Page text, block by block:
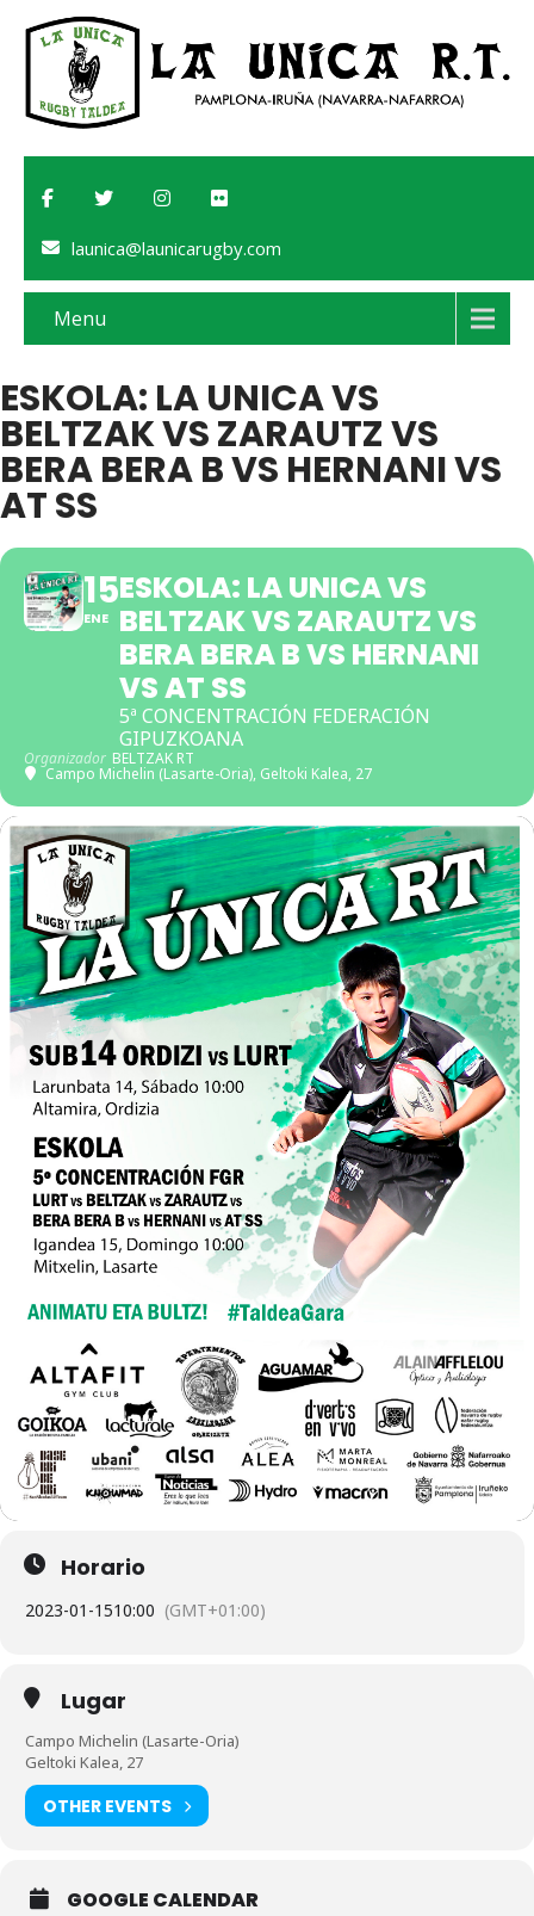
launica@launicarugby.com
Menu
ESKOLA: LA UNICA VS
BELTZAK VS ZARAUTZ VS
BERA BERA B VS HERNANI VS
AT SS
15
ENE
ESKOLA: LA UNICA VS
BELTZAK VS ZARAUTZ VS
BERA BERA B VS HERNANI
VS AT SS
5ª CONCENTRACIÓN FEDERACIÓN
GIPUZKOANA
Organizador BELTZAK RT
Campo Michelin (Lasarte-Oria), Geltoki Kalea, 27
Horario
2023-01-1510:00 (GMT+01:00)
Lugar
Campo Michelin (Lasarte-Oria)
Geltoki Kalea, 27
OTHER EVENTS
GOOGLE CALENDAR